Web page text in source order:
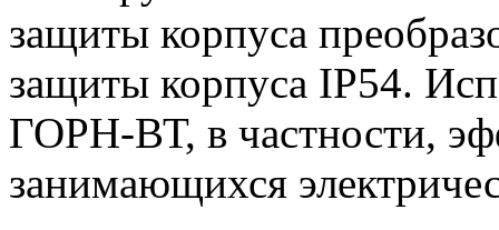
защиты корпуса
защиты корпуса IP54.
ГОРН-ВТ, в частности,
занимающихся